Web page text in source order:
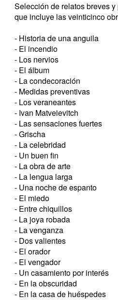
Selección de relatos breves
que incluye las veinticinco
- Historia de una anguila
- El incendio
- Los nervios
- El álbum
- La condecoración
- Medidas preventivas
- Los veraneantes
- Ivan Matveievitch
- Las sensaciones fuertes
- Grischa
- La celebridad
- Un buen fin
- La obra de arte
- La lengua larga
- Una noche de espanto
- El miedo
- Entre chiquillos
- La joya robada
- La venganza
- Dos valientes
- El orador
- El vengador
- Un casamiento por interés
- En la obscuridad
- En la casa de huéspedes